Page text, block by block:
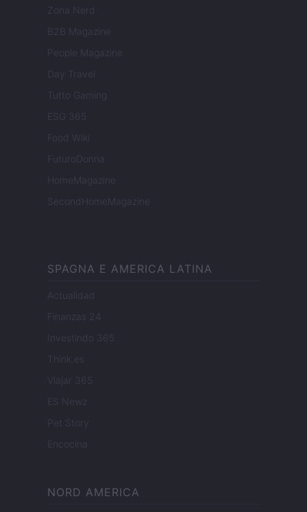
Zona Nerd
B2B Magazine
People Magazine
Day Travel
Tutto Gaming
ESG 365
Food Wiki
FuturoDonna
HomeMagazine
SecondHomeMagazine
SPAGNA E AMERICA LATINA
Actualidad
Finanzas 24
Investindo 365
Think.es
Viajar 365
ES Newz
Pet Story
Encocina
NORD AMERICA